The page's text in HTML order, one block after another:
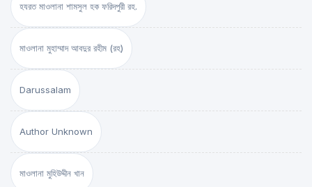
হযরত মাওলানা শামসুল হক ফরিদপুরী রহ.
মাওলানা মুহাম্মাদ আবদুর রহীম (রহ)
Darussalam
Author Unknown
মাওলানা মুহিউদ্দীন খান